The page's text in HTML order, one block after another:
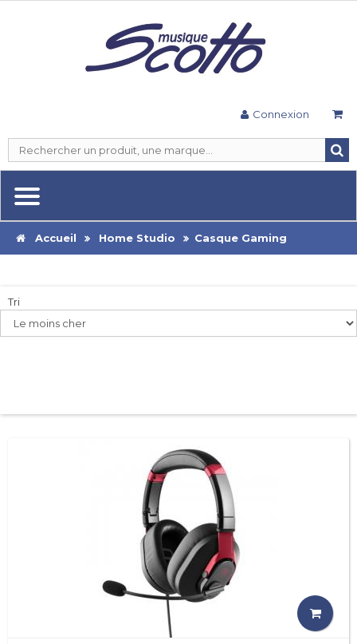
Connexion
Accueil Home Studio Casque Gaming
Tri